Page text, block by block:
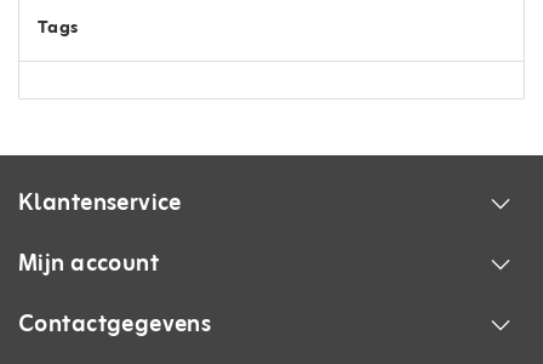
Tags
Klantenservice
Mijn account
Contactgegevens